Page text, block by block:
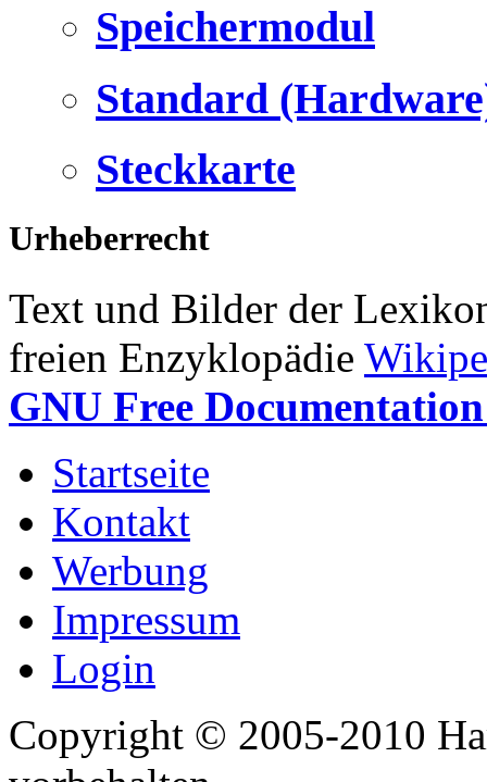
Speichermodul
Standard
Steckkarte
Urheberrecht
Text und Bilder der
freien Enzyklopädie
GNU Free
Startseite
Kontakt
Werbung
Impressum
Login
Copyright © 2005-2010